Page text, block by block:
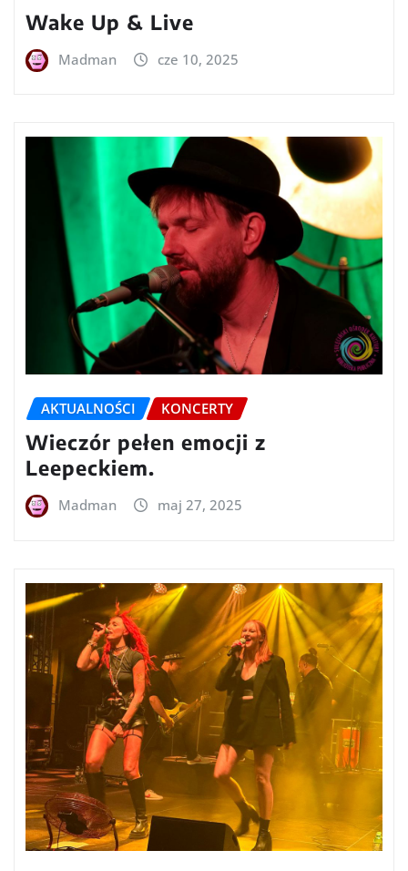
Wake Up & Live
Madman cze 10, 2025
AKTUALNOŚCI KONCERTY
Wieczór pełen emocji z
Leepeckiem.
Madman maj 27, 2025